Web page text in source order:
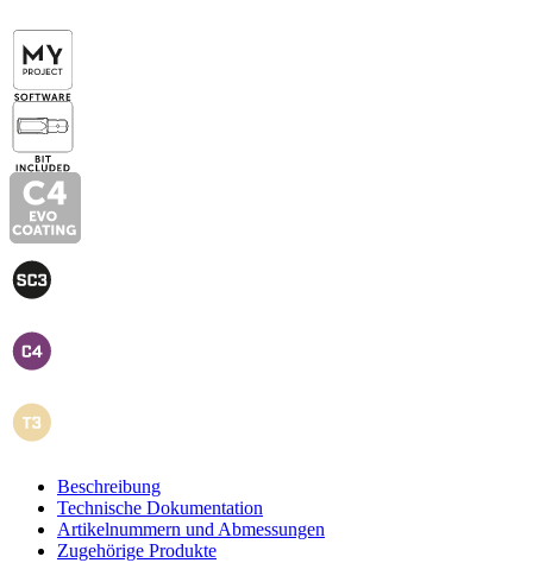
Beschreibung
Technische Dokumentation
Artikelnummern und Abmessungen
Zugehörige Produkte